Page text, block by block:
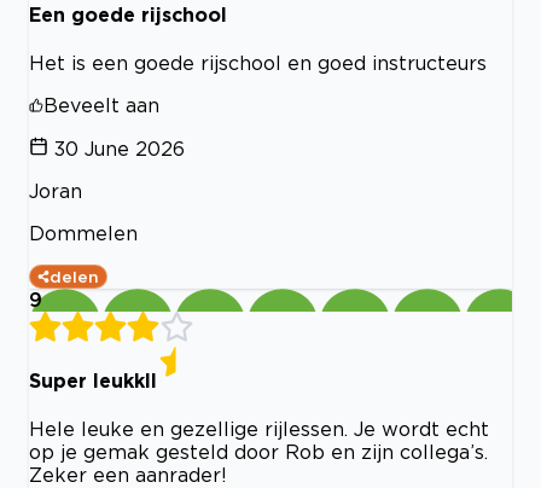
Een goede rijschool
Het is een goede rijschool en goed instructeurs
Beveelt aan
30 June 2026
Joran
Dommelen
delen
9
Super leukkll
Hele leuke en gezellige rijlessen. Je wordt echt
op je gemak gesteld door Rob en zijn collega’s.
Zeker een aanrader!